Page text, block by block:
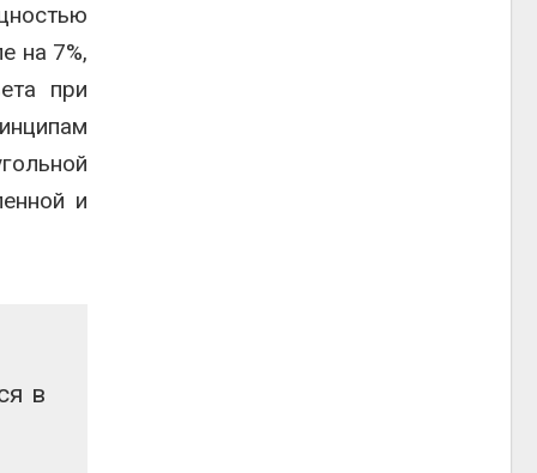
на 7%,
при
и
в